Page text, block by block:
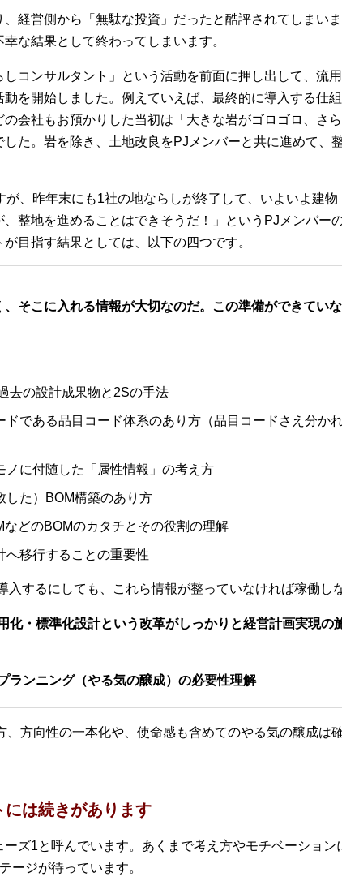
経営側から「無駄な投資」だったと酷評されてしまい
な結果として終わってしまいます。
コンサルタント」という活動を前面に押し出して、流
を開始しました。例えていえば、最終的に導入する仕
会社もお預かりした当初は「大きな岩がゴロゴロ、さ
た。岩を除き、土地改良をPJメンバーと共に進めて、
、昨年末にも1社の地ならしが終了して、いよいよ建
整地を進めることはできそうだ！」というPJメンバー
目指す結果としては、以下の四つです。
そこに入れる情報が大切なのだ。この準備ができてい
去の設計成果物と2Sの手法
ドである品目コード体系のあり方（品目コードさえ分か
ノに付随した「属性情報」の考え方
した）BOM構築のあり方
などのBOMのカタチとその役割の理解
へ移行することの重要性
入するにしても、これら情報が整っていなければ稼働し
化・標準化設計という改革がしっかりと経営計画実現の
ランニング（やる気の醸成）の必要性理解
、方向性の一本化や、使命感も含めてのやる気の醸成は
は続きがあります
ズ1と呼んでいます。あくまで考え方やモチベーショ
ージが待っています。